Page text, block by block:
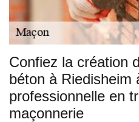
Confiez la création
béton à Riedisheim
professionnelle en
maçonnerie